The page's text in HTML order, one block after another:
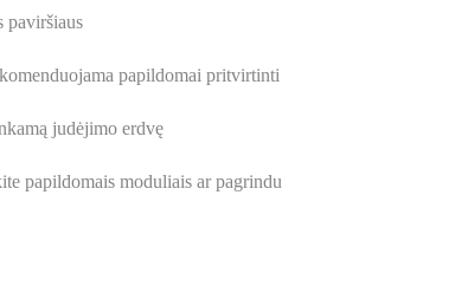
paviršiaus
papildomai pritvirtinti
judėjimo erdvę
papildomais moduliais ar pagrindu